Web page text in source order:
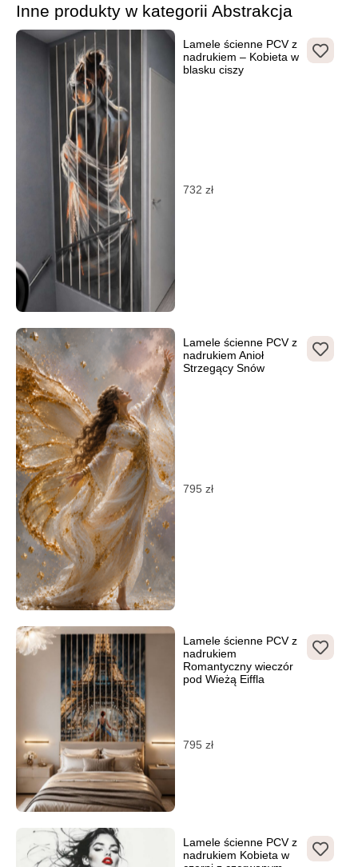
Inne produkty w kategorii Abstrakcja
Lamele ścienne PCV z
nadrukiem – Kobieta w
blasku ciszy
732 zł
Lamele ścienne PCV z
nadrukiem Anioł
Strzegący Snów
795 zł
Lamele ścienne PCV z
nadrukiem
Romantyczny wieczór
pod Wieżą Eiffla
795 zł
Lamele ścienne PCV z
nadrukiem Kobieta w